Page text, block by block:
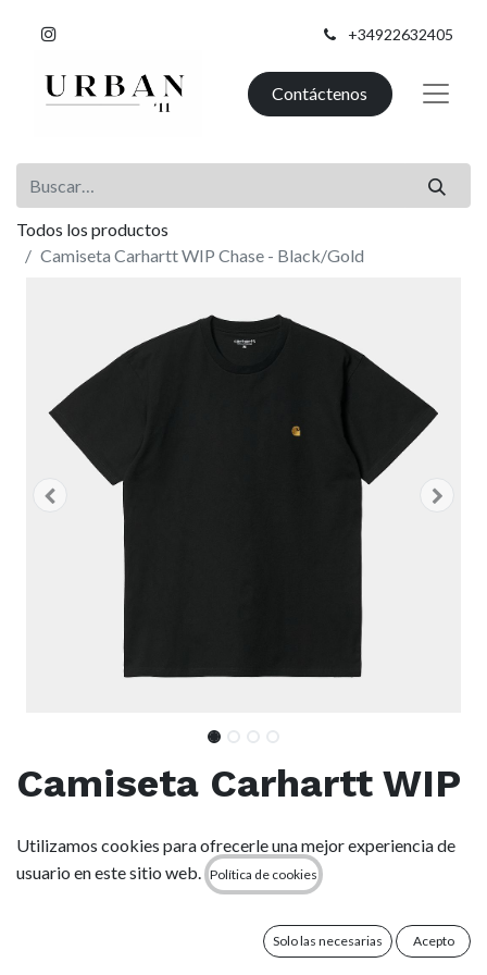
+34922632405
Contáctenos
Todos los productos
Camiseta Carhartt WIP Chase - Black/Gold
Camiseta Carhartt WIP
Chase - Black/Gold
(0 reseña)
algodón peinado. Forma parte de nuestro Chase Program,
que se centra en productos básicos de punto Jersey e incluye
Utilizamos cookies para ofrecerle una mejor experiencia de
usuario en este sitio web.
Política de cookies
Solo las necesarias Acepto